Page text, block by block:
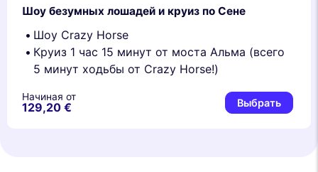
Шоу безумных лошадей и круиз по Сене
Шоу Crazy Horse
Круиз 1 час 15 минут от моста Альма (всего
5 минут ходьбы от Crazy Horse!)
Начиная от
129,20 € Выбрать